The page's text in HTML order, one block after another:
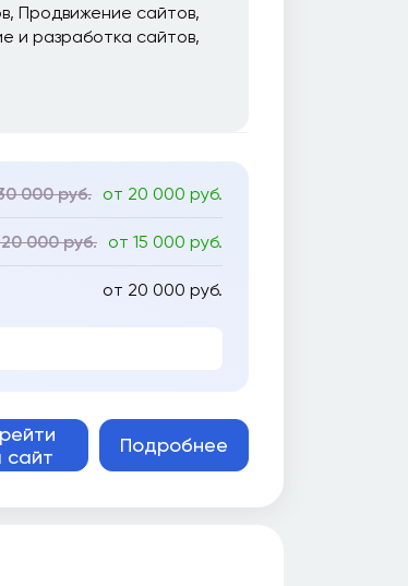
Продвижение сайтов
и разработка сайтов
000 руб. от 20 000 руб.
000 руб. от 15 000 руб.
от 20 000 руб.
сайт
Подробнее